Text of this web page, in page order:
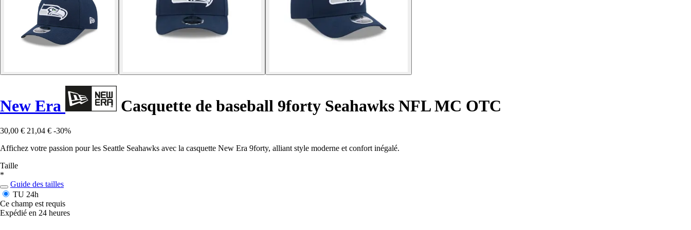
New Era Casquette de baseball 9forty Seahawks NFL MC OTC
30,00 € 21,04 € -30%
Affichez votre passion pour les Seattle Seahawks avec la casquette New Era 9forty, alliant style moderne et confort inégalé.
Taille
*
Guide des tailles
TU 24h
Ce champ est requis
Expédié en 24 heures